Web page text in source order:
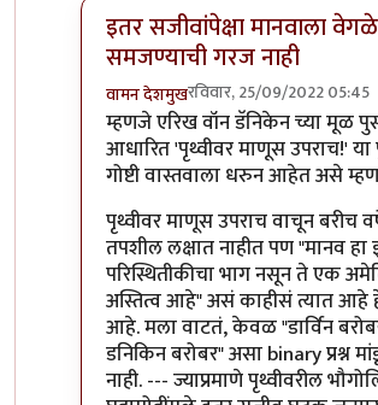
इतर सजीवांपेक्षा मानवाला वेगळे
समजण्याची गरज नाही
वामन देशमुखरविवार, 25/09/2022 05:45
In reply toएरिखbyउपयोजक
म्हणजे एरिख वॉन डॅनिकेन च्या मूळ
आधारित 'पृथ्वीवर माणूस उपराच!'
गोष्टी वास्तवाला धरुन आहेत असे
पृथ्वीवर माणूस उपराच वाचून बरीच
तपशील लक्षात नाहीत पण "मानव हा
परिस्थितीकीचा भाग नसून ते एक
अस्तित्व आहे" असं काहीसं त्यात आहे
आहे. मला वाटतं, केवळ "डार्विन
डनिकिन बरोबर" असा binary प्रश्न
नाही. --- ज्याप्रमाणे पृथ्वीवरील